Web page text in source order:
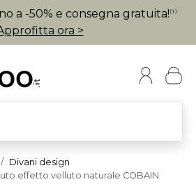
a -50% e consegna gratuita! (1)
ora >
Divani design
effetto velluto naturale COBAIN